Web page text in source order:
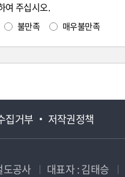
여 주십시오.
불만족 매우불만족
집거부 저작권정책
도공사 대표자 : 김태승